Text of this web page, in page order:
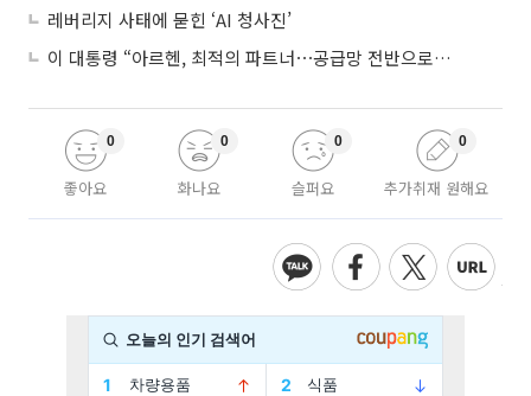
레버리지 사태에 묻힌 ‘AI 청사진’
이 대통령 “아르헨, 최적의 파트너⋯공급망 전반으로 확대”
좋아요
0
화나요
0
슬퍼요
0
추가취재 원해요
0